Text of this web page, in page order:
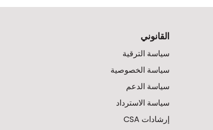
القانوني
سياسة الترقية
سياسة الخصوصية
سياسة الدعم
سياسة الاسترداد
إرشادات CSA